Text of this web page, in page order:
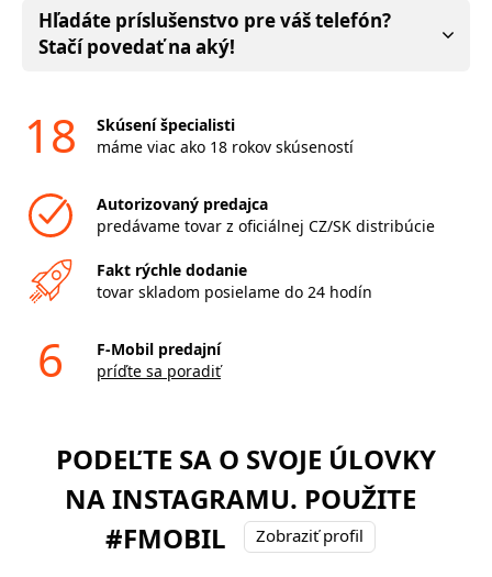
Hľadáte príslušenstvo pre váš telefón?
Stačí povedať na aký!
18
Skúsení špecialisti
máme viac ako 18 rokov skúseností
Autorizovaný predajca
predávame tovar z oficiálnej CZ/SK distribúcie
Fakt rýchle dodanie
tovar skladom posielame do 24 hodín
6
F-Mobil predajní
príďte sa poradiť
PODEĽTE SA O SVOJE ÚLOVKY
NA INSTAGRAMU. POUŽITE
#FMOBIL
Zobraziť profil